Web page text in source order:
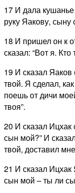
17 И дала
руку Яакову, сыну
18 И пришел он к
сказал: “Вот я.
19 И сказал
твой. Я сделал,
поешь от дичи
твоя”.
20 И сказал Ицхак
сын мой?” И
твой, доставил
21 И сказал
сын мой – ты ли